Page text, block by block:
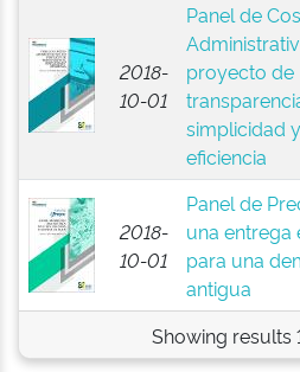
2018-
10-01
Panel de
proyecto de
simplicidad y
eficiencia
2018-
10-01
Panel de
una entrega
para una
antigua
Showing results